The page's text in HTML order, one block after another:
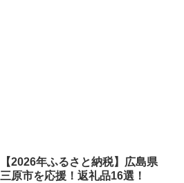
【2026年ふるさと納税】広島県
三原市を応援！返礼品16選！